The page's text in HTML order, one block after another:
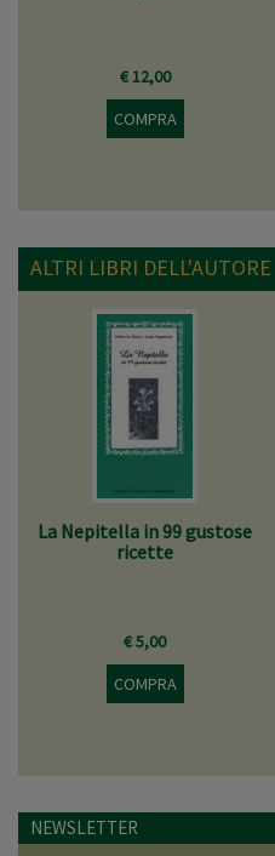
€ 12,00
COMPRA
ALTRI LIBRI DELL'AUTORE
La Nepitella in 99 gustose
ricette
€ 5,00
COMPRA
NEWSLETTER